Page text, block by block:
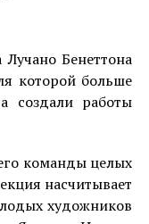
Бенеттона
которой больше
создали работы
команды целых
насчитывает
художников